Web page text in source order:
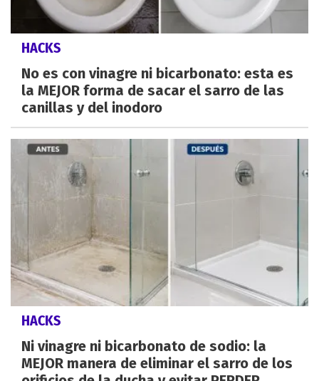
HACKS
No es con vinagre ni bicarbonato: esta es
la MEJOR forma de sacar el sarro de las
canillas y del inodoro
HACKS
Ni vinagre ni bicarbonato de sodio: la
MEJOR manera de eliminar el sarro de los